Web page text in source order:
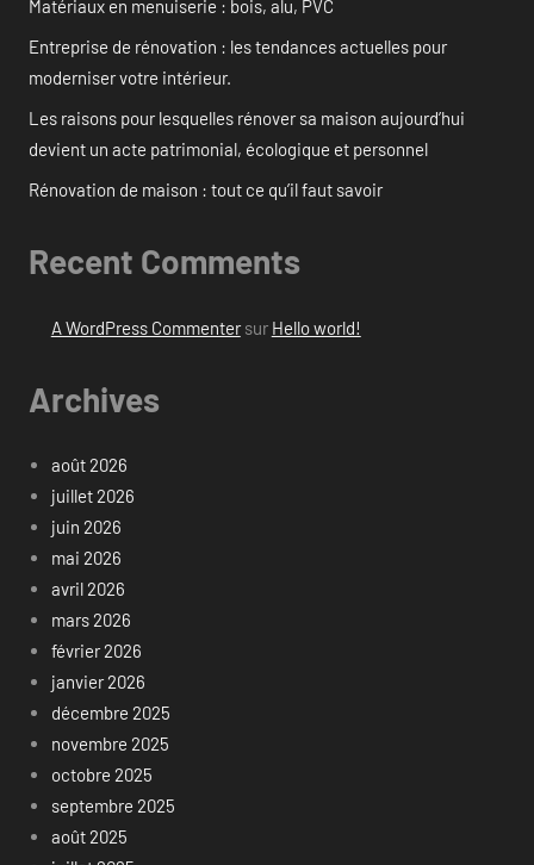
Matériaux en menuiserie : bois, alu, PVC
Entreprise de rénovation : les tendances actuelles pour
moderniser votre intérieur.
Les raisons pour lesquelles rénover sa maison aujourd’hui
devient un acte patrimonial, écologique et personnel
Rénovation de maison : tout ce qu’il faut savoir
Recent Comments
A WordPress Commentersur Hello world!
Archives
août 2026
juillet 2026
juin 2026
mai 2026
avril 2026
mars 2026
février 2026
janvier 2026
décembre 2025
novembre 2025
octobre 2025
septembre 2025
août 2025